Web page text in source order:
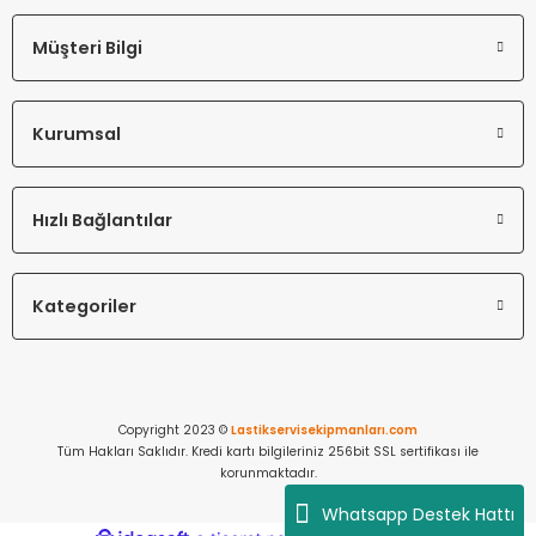
Whatsapp Destek Hattı
Müşteri Bilgi
Kurumsal
Hızlı Bağlantılar
Kategoriler
Copyright 2023 © Lastikservisekipmanları.com
Tüm Hakları Saklıdır. Kredi kartı bilgileriniz 256bit SSL sertifikası ile
korunmaktadır.